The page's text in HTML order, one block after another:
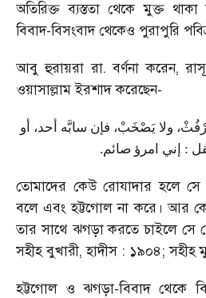
অতিরিক্ত ব্যস্ততা থেকে মুক্ত
বিবাদ-বিসংবাদ থেকেও পুরাপুরি
আবু হুরায়রা রা. বর্ণনা করেন,
ওয়াসাল্লাম ইরশাদ করেছেন-
ولا يَصْخَبْ، فإن سابَّه أحد، أو
: إني امرؤ صائم.
তোমাদের কেউ রোযাদার হলে
বলে এবং হট্টগোল না করে। আর
তার সাথে ঝগড়া করতে চাইলে সে
সহীহ বুখারী, হাদীস : ১৯০৪; সহীহ
হট্টগোল ও ঝগড়া-বিবাদ থেকে